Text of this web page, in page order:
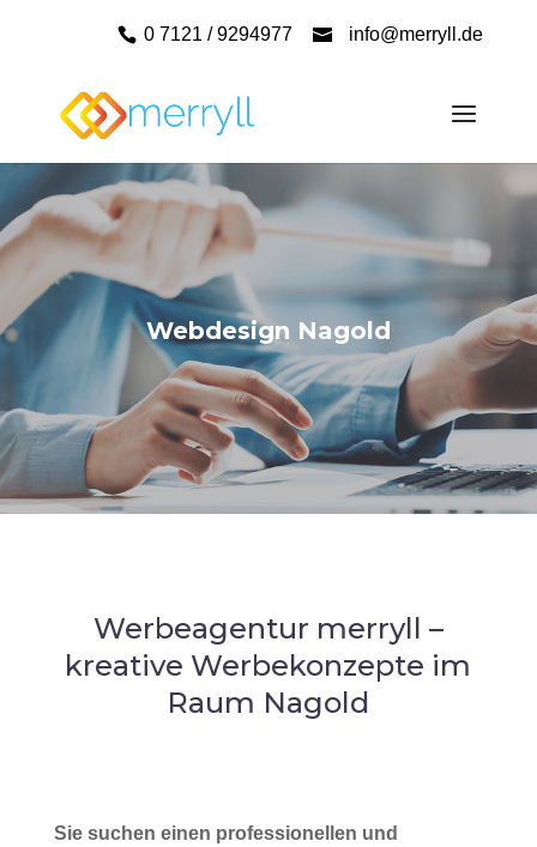
0 7121 / 9294977 info@merryll.de
Webdesign Nagold
Werbeagentur merryll –
kreative Werbekonzepte im
Raum Nagold
Sie suchen einen professionellen und